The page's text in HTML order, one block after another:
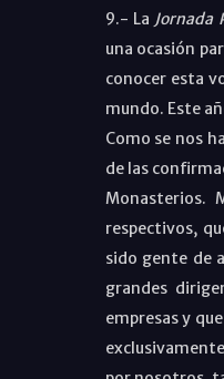
9.- La Jornada
una ocasión
conocer esta
mundo. Este
Como se nos
de las
Monasterios.
respectivos,
sido gente de
grandes
empresas y